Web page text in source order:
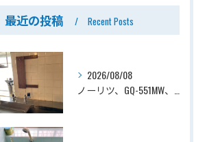
最近の投稿 Recent Posts
2026/08/08
ノーリツ、GQ-551MW、5号、元止式、屋内壁掛、防熱カバー付き、瞬間湯沸かし器（小型湯沸器）設置工事ー埼玉県川口市道合